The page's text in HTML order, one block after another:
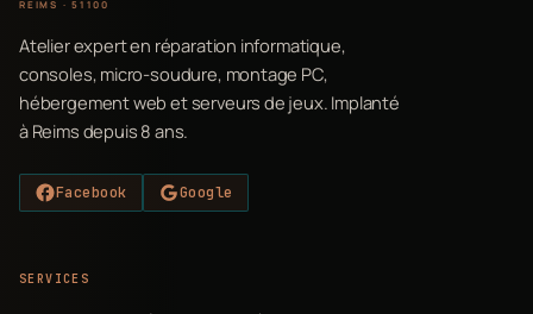
REIMS · 51100
Atelier expert en réparation informatique,
consoles, micro-soudure, montage PC,
hébergement web et serveurs de jeux. Implanté
à Reims depuis 8 ans.
Facebook Google
SERVICES